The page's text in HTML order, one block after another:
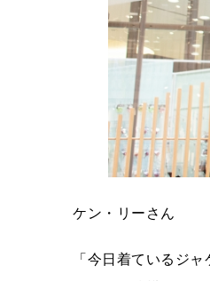
ケン・リーさん
「今日着ているジ